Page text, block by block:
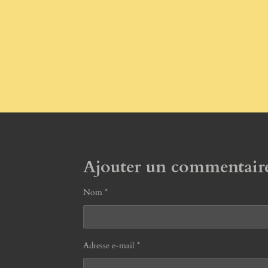
Ajouter un
Nom *
Adresse e-mail *